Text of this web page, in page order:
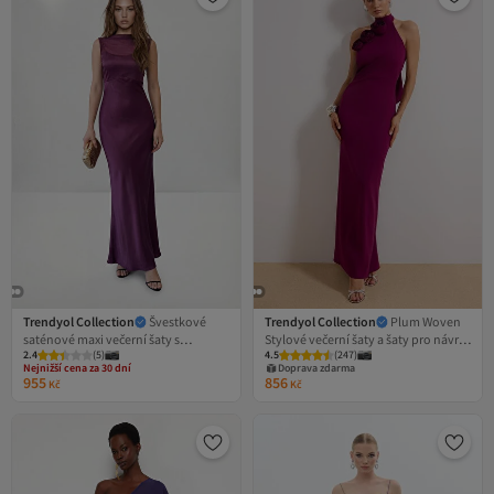
Trendyol Collection
Švestkové
saténové maxi večerní šaty s
odhalenými zády a šaty na promoci
TPRSS26AE00168
2.4 (5)
Nejnižší cena za 30 dní
Doprava zdarma
Nejnižší cena za 30 dní
955 Kč
Trendyol Collection
Plum Woven
Stylové večerní šaty a šaty pro návrat
domů Tprss24Ae00011
4.5 (247)
Doprava zdarma
856 Kč